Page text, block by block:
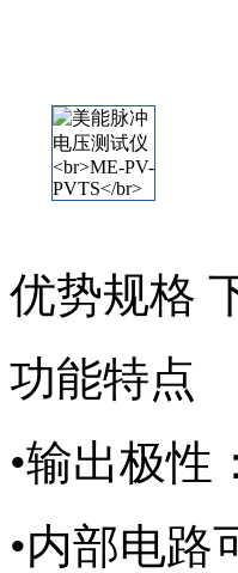
优势规格
功能特点
•输出极性
•内部电路